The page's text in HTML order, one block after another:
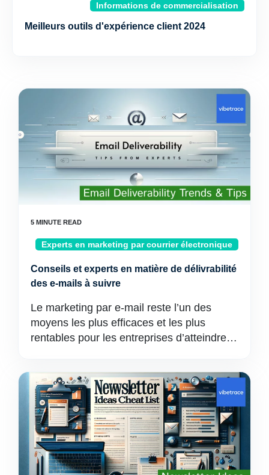
Informations de commercialisation
Meilleurs outils d'expérience client 2024
Experts en marketing par courrier électronique
Conseils et experts en matière de délivrabilité
des e-mails à suivre
Le marketing par e-mail reste l’un des
moyens les plus efficaces et les plus
rentables pour les entreprises d’atteindre…